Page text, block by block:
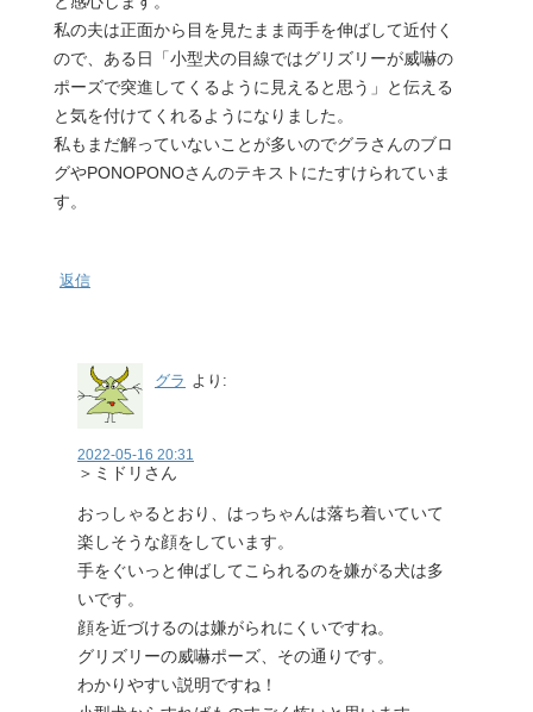
私の夫は正面から目を見たまま両手を伸ばして近付く
ので、ある日「小型犬の目線ではグリズリーが威嚇の
ポーズで突進してくるように見えると思う」と伝える
と気を付けてくれるようになりました。
私もまだ解っていないことが多いのでグラさんのブロ
グやPONOPONOさんのテキストにたすけられていま
す。
返信
グラ より:
2022-05-16 20:31
＞ミドリさん
おっしゃるとおり、はっちゃんは落ち着いていて
楽しそうな顔をしています。
手をぐいっと伸ばしてこられるのを嫌がる犬は多
いです。
顔を近づけるのは嫌がられにくいですね。
グリズリーの威嚇ポーズ、その通りです。
わかりやすい説明ですね！